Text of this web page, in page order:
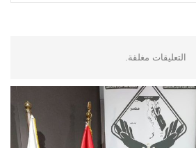
التعليقات مغلقة.